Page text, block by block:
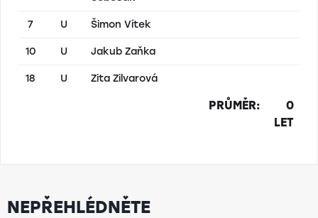
7 U Šimon Vítek
10 U Jakub Zaňka
18 U Zita Zilvarová
PRŮMĚR:
0
LET
NEPŘEHLÉDNĚTE